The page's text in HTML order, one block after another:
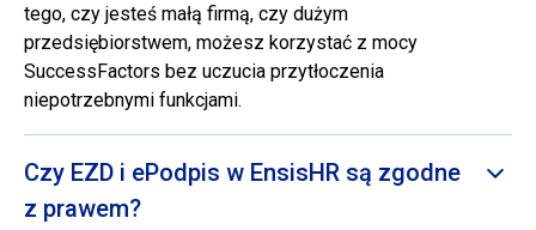
tego, czy jesteś małą firmą, czy dużym
przedsiębiorstwem, możesz korzystać z mocy
SuccessFactors bez uczucia przytłoczenia
niepotrzebnymi funkcjami.
Czy EZD i ePodpis w EnsisHR są zgodne
z prawem?